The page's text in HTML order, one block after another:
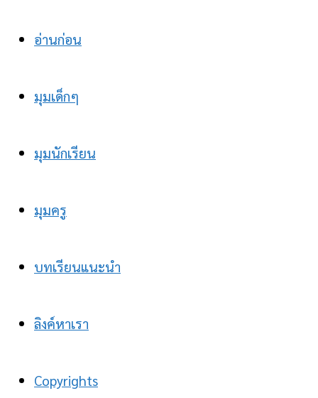
อ่านก่อน
มุมเด็กๆ
มุมนักเรียน
มุมครู
บทเรียนแนะนำ
ลิงค์หาเรา
Copyrights